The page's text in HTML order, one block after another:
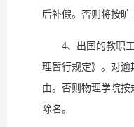
后补假。否则将按旷
4、出国的教职工
理暂行规定》。对逾
由。否则物理学院
除名。